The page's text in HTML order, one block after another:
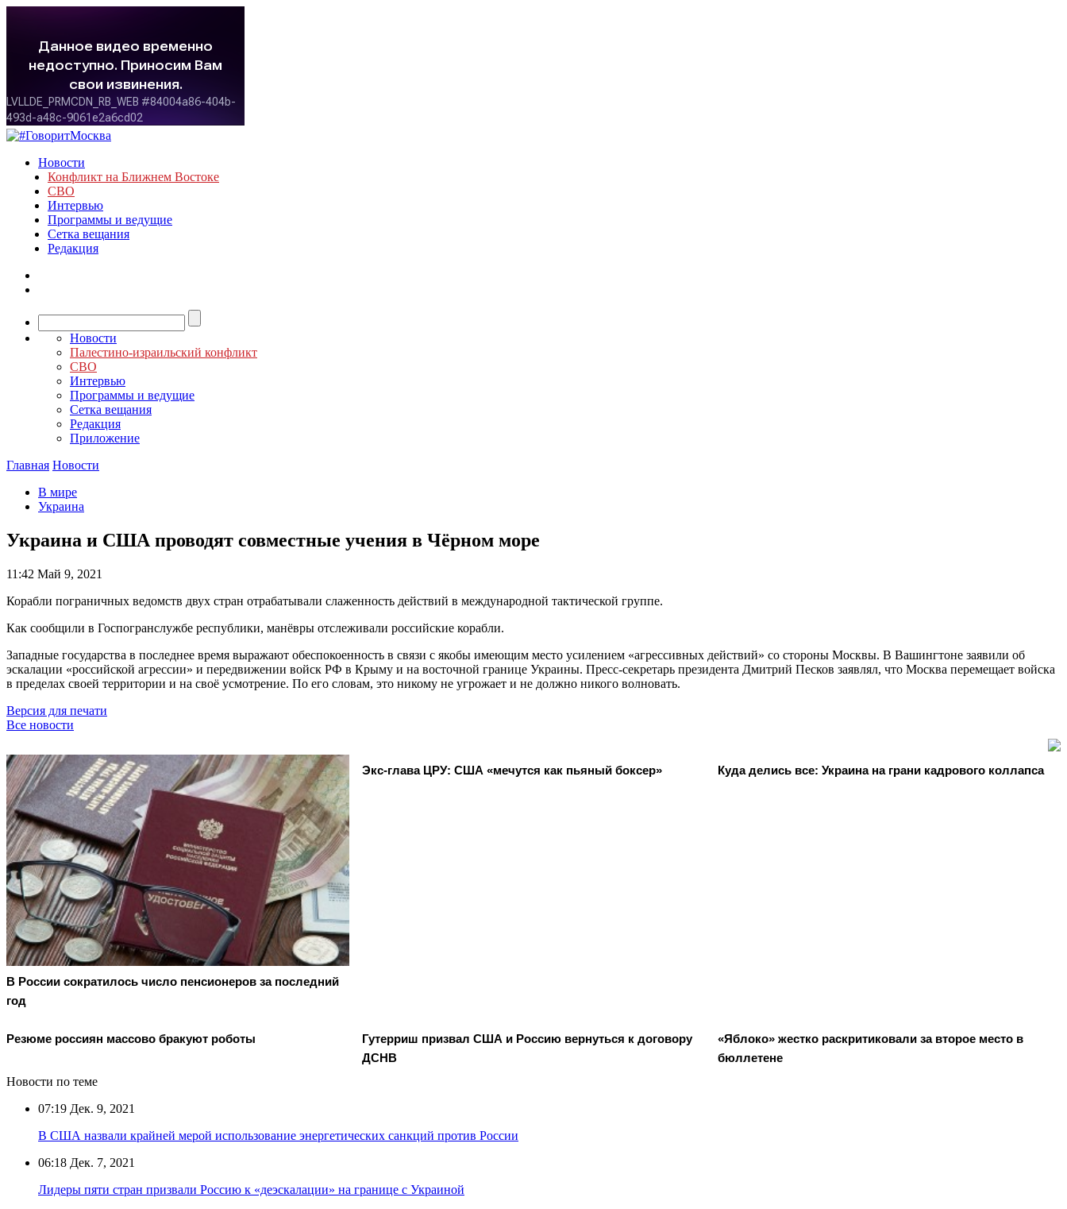
Новости
Конфликт на Ближнем Востоке
СВО
Интервью
Программы и ведущие
Сетка вещания
Редакция
Новости
Палестино-израильский конфликт
СВО
Интервью
Программы и ведущие
Сетка вещания
Редакция
Приложение
Главная Новости
В мире
Украина
Украина и США проводят совместные учения в Чёрном море
11:42 Май 9, 2021
Корабли пограничных ведомств двух стран отрабатывали слаженность действий в международной тактической группе.
Как сообщили в Госпогранслужбе республики, манёвры отслеживали российские корабли.
Западные государства в последнее время выражают обеспокоенность в связи с якобы имеющим место усилением «агрессивных действий» со стороны Москвы. В Вашингтоне заявили об
эскалации «российской агрессии» и передвижении войск РФ в Крыму и на восточной границе Украины. Пресс-секретарь президента Дмитрий Песков заявлял, что Москва перемещает войска
в пределах своей территории и на своё усмотрение. По его словам, это никому не угрожает и не должно никого волновать.
Версия для печати
Все новости
В России сократилось число пенсионеров за последний
год
Экс-глава ЦРУ: США «мечутся как пьяный боксер» Куда делись все: Украина на грани кадрового коллапса
Резюме россиян массово бракуют роботы
Гутерриш призвал США и Россию вернуться к договору
ДСНВ
«Яблоко» жестко раскритиковали за второе место в
бюллетене
Новости по теме
07:19 Дек. 9, 2021
В США назвали крайней мерой использование энергетических санкций против России
06:18 Дек. 7, 2021
Лидеры пяти стран призвали Россию к «деэскалации» на границе с Украиной